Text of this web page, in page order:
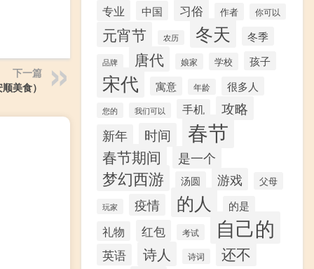
下一篇
美食）
专业 中国 习俗 作者 你可以
元宵节 农历 冬天 冬季
品牌 唐代 娘家 学校 孩子
宋代 寓意 年龄 很多人
您的 我们可以 手机 攻略
新年 时间 春节
春节期间 是一个
梦幻西游 汤圆 游戏 父母
玩家 疫情 的人 的是
礼物 红包 考试 自己的
英语 诗人 诗词 还不